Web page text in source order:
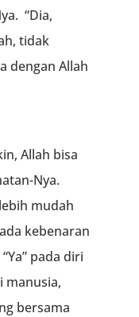
“Dia,
tidak
dengan Allah
Allah bisa
Nya.
mudah
kebenaran
pada diri
manusia,
bersama